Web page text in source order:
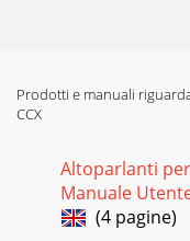
Prodotti e manuali
CCX
Altoparlanti
Manuale
(4 pagine)